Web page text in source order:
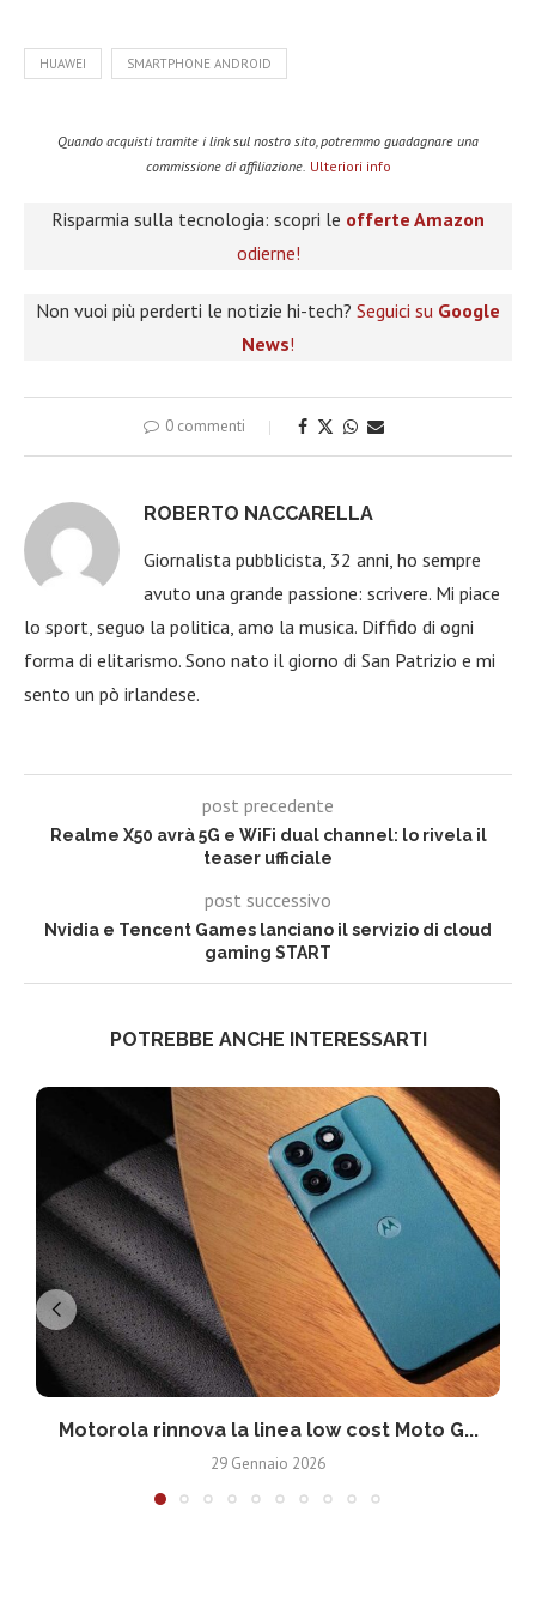
HUAWEI SMARTPHONE ANDROID
Quando acquisti tramite i link sul nostro sito, potremmo guadagnare una
commissione di affiliazione. Ulteriori info
Risparmia sulla tecnologia: scopri le offerte Amazon
odierne!
Non vuoi più perderti le notizie hi-tech? Seguici su Google
News!
0 commenti
ROBERTO NACCARELLA
Giornalista pubblicista, 32 anni, ho sempre
avuto una grande passione: scrivere. Mi piace
lo sport, seguo la politica, amo la musica. Diffido di ogni
forma di elitarismo. Sono nato il giorno di San Patrizio e mi
sento un pò irlandese.
post precedente
Realme X50 avrà 5G e WiFi dual channel: lo rivela il
teaser ufficiale
post successivo
Nvidia e Tencent Games lanciano il servizio di cloud
gaming START
POTREBBE ANCHE INTERESSARTI
Motorola rinnova la linea low cost Moto G...
29 Gennaio 2026